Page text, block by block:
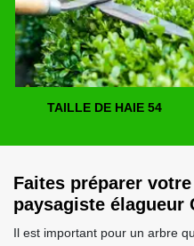
TAILLE DE HAIE 54
Faites préparer
paysagiste élagueur
Il est important pour un arbre